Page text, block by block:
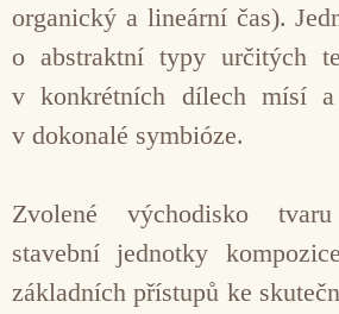
organický a lineární čas).
o abstraktní typy určitých
v konkrétních dílech mísí
v dokonalé symbióze.
Zvolené východisko
stavební jednotky
základních přístupů ke